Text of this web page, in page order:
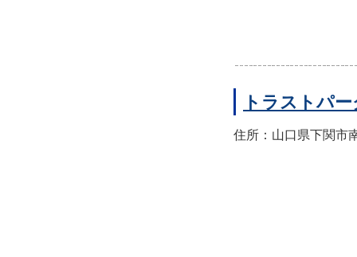
トラストパ
住所：山口県下関市